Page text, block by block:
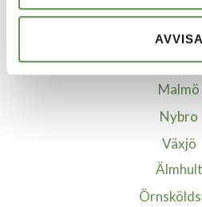
AVVISA
Kalmar
Malmö
Nybro
Växjö
Älmhult